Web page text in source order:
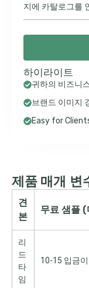
지에 카탈로그를
하이라이트
귀하의 비즈니
브랜드 이미지
Easy for
제품 매개 변
견
본
무료 샘플
리
드
타
임
10-15 입금